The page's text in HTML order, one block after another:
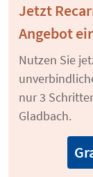
Jetzt
Angebot
Nutzen Sie
nur 3
Gladbach.